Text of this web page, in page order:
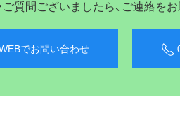
質問ございましたら、ご連絡を
でお問い合わせ